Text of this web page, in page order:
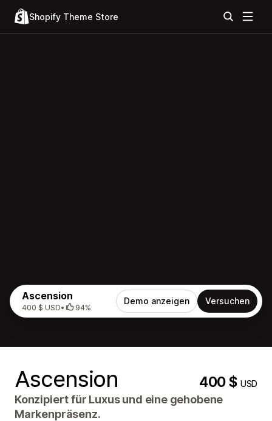
Shopify Theme Store
Ascension
400 $ USD• 94%
Demo anzeigen Versuchen
Ascension 400 $USD
Konzipiert für Luxus und eine gehobene
Markenpräsenz.